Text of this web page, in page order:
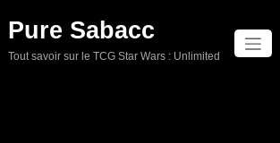
Pure Sabacc
Tout savoir sur le TCG Star Wars : Unlimited